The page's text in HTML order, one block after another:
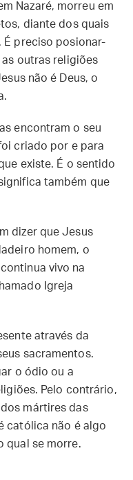
Nazaré, morreu em
diante dos quais
É preciso posionar-
as outras religiões
não é Deus, o
encontram o seu
criado por e para
existe. É o sentido
também que
dizer que Jesus
homem, o
vivo na
Igreja
através da
sacramentos.
o ódio ou a
Pelo contrário,
mártires das
católica não é algo
qual se morre.